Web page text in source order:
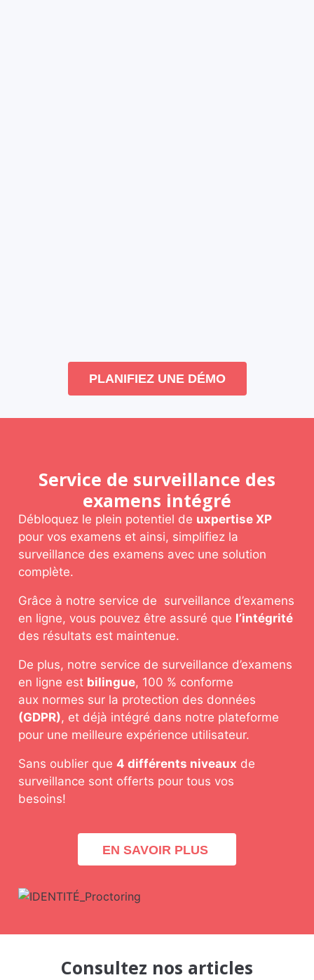
PLANIFIEZ UNE DÉMO
Service de surveillance des
examens intégré
Débloquez le plein potentiel de uxpertise XP
pour vos examens et ainsi, simplifiez la
surveillance des examens avec une solution
complète.
Grâce à notre service de surveillance d’examens
en ligne, vous pouvez être assuré que l’intégrité
des résultats est maintenue.
De plus, notre service de surveillance d’examens
en ligne est bilingue, 100 % conforme
aux normes sur la protection des données
(GDPR), et déjà intégré dans notre plateforme
pour une meilleure expérience utilisateur.
Sans oublier que 4 différents niveaux de
surveillance sont offerts pour tous vos
besoins!
EN SAVOIR PLUS
Consultez nos articles